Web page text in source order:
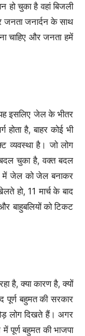
चुका है वहां बिजली
जनता जनार्दन के साथ
चाहिए और जनता हमें
यह इसलिए जेल के भीतर
है, बाहर कोई भी
व्यवस्था है। जो लोग
चुका है, वक्त बदल
में जेल को जेल बनाकर
हो, 11 मार्च के बाद
बाहुबलियों को टिकट
है, क्या कारण है, क्यों
पूर्ण बहुमत की सरकार
लोग दिखते हैं। अगर
पूर्ण बहुमत की भाजपा